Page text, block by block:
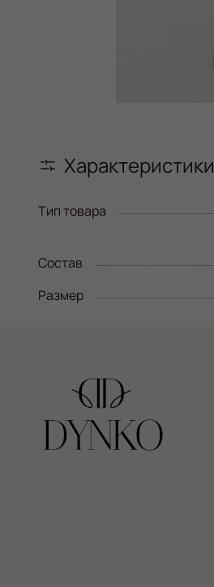
Характеристики
Тип товара
Состав
Размер